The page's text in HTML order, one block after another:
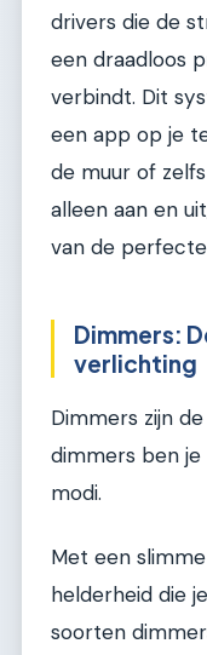
drivers die de
een draadloos
verbindt. Dit
een app op je
de muur of
alleen aan en
van de
Dimmers:
verlichting
Dimmers zijn
dimmers ben
modi.
Met een
helderheid die
soorten